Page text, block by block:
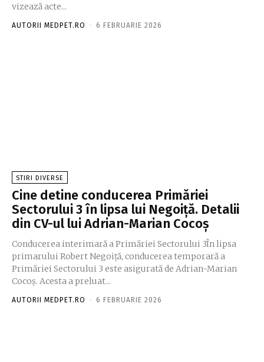
vizează acte...
AUTORII MEDPET.RO - 6 FEBRUARIE 2026
STIRI DIVERSE
Cine detine conducerea Primăriei
Sectorului 3 în lipsa lui Negoiță. Detalii
din CV-ul lui Adrian-Marian Cocoș
Conducerea interimară a Primăriei Sectorului 3În lipsa
primarului Robert Negoiță, conducerea temporară a
Primăriei Sectorului 3 este asigurată de Adrian-Marian
Cocoș. Acesta a preluat...
AUTORII MEDPET.RO - 6 FEBRUARIE 2026